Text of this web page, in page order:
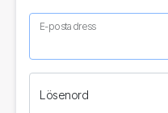
E-postadress
Lösenord